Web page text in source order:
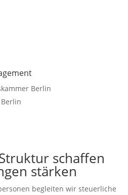
Berlin
schaffen
stärken
begleiten wir steuerliche